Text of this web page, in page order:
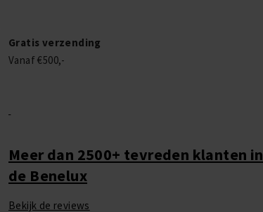
Gratis verzending
Vanaf €500,-
Meer dan 2500+ tevreden klanten in
de Benelux
Bekijk de reviews